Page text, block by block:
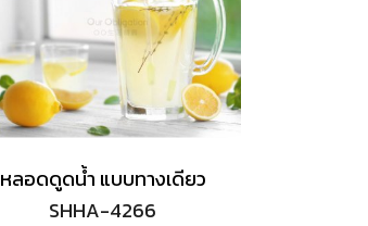
หลอดดูดน้ำ แบบทางเดียว
SHHA-4266